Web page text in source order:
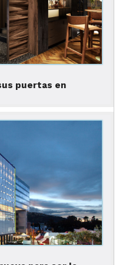
hasta ahora 5 mil
un impacto
ya que tiene un
por arriba del
propietario Director
Grupo Murano.
District aporta un
al inventario de
corredor Roma-
dicho inventario
crecimiento y con
cada vez mayor.
puertas en